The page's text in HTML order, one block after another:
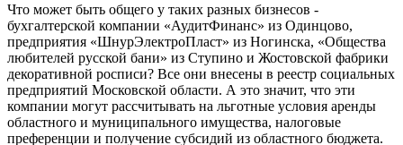
Что может быть общего у таких разных бизнесов -
бухгалтерской компании «АудитФинанс» из Одинцово,
предприятия «ШнурЭлектроПласт» из Ногинска, «Общества
любителей русской бани» из Ступино и Жостовской фабрики
декоративной росписи? Все они внесены в реестр социальных
предприятий Московской области. А это значит, что эти
компании могут рассчитывать на льготные условия аренды
областного и муниципального имущества, налоговые
преференции и получение субсидий из областного бюджета.